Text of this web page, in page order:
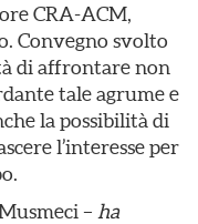
CRA-ACM,
Convegno svolto
di affrontare non
tale agrume e
la possibilità di
l’interesse per
– ha